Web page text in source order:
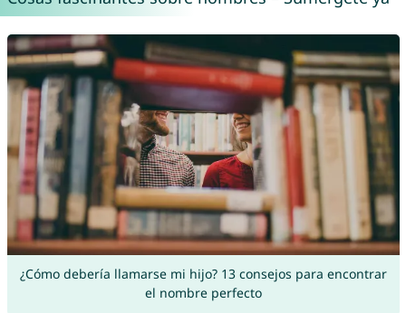
¿Cómo debería llamarse mi hijo? 13 consejos para encontrar
el nombre perfecto